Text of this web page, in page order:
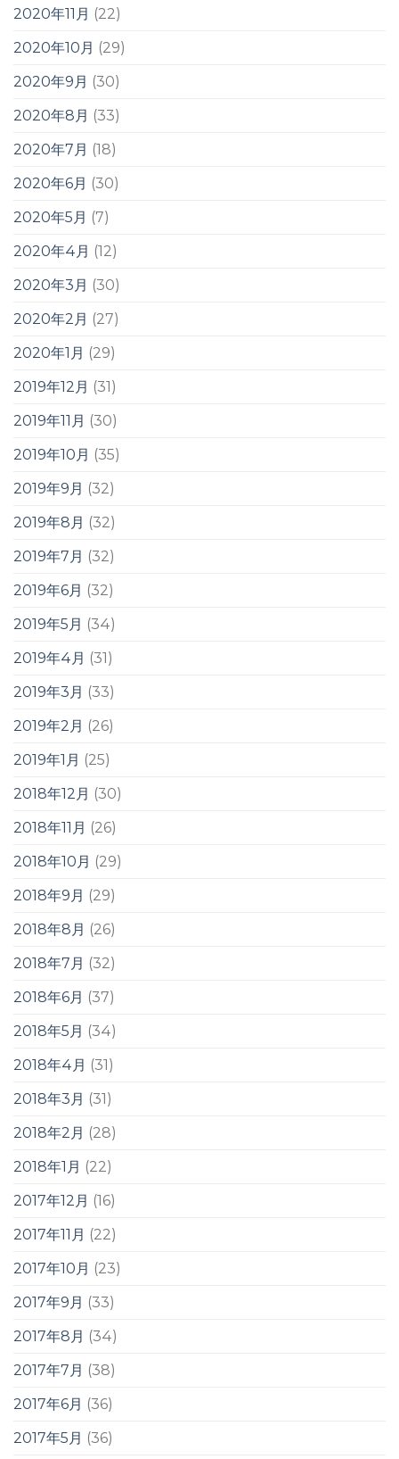
2020年11月 (22)
2020年10月 (29)
2020年9月 (30)
2020年8月 (33)
2020年7月 (18)
2020年6月 (30)
2020年5月 (7)
2020年4月 (12)
2020年3月 (30)
2020年2月 (27)
2020年1月 (29)
2019年12月 (31)
2019年11月 (30)
2019年10月 (35)
2019年9月 (32)
2019年8月 (32)
2019年7月 (32)
2019年6月 (32)
2019年5月 (34)
2019年4月 (31)
2019年3月 (33)
2019年2月 (26)
2019年1月 (25)
2018年12月 (30)
2018年11月 (26)
2018年10月 (29)
2018年9月 (29)
2018年8月 (26)
2018年7月 (32)
2018年6月 (37)
2018年5月 (34)
2018年4月 (31)
2018年3月 (31)
2018年2月 (28)
2018年1月 (22)
2017年12月 (16)
2017年11月 (22)
2017年10月 (23)
2017年9月 (33)
2017年8月 (34)
2017年7月 (38)
2017年6月 (36)
2017年5月 (36)